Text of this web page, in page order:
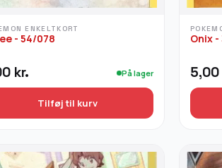
ENKELTKORT
- 54/078
kr. På lager
Tilføj til kurv
Onix
5,00